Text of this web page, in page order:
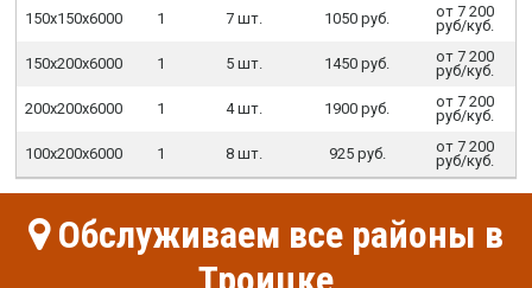
150х150х6000 1 7 шт. 1050 руб.
от 7 200
руб/куб.
150х200х6000 1 5 шт. 1450 руб.
от 7 200
руб/куб.
200х200х6000 1 4 шт. 1900 руб.
от 7 200
руб/куб.
100х200х6000 1 8 шт. 925 руб.
от 7 200
руб/куб.
Обслуживаем все районы в